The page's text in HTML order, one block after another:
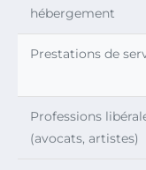
hébergement
Prestations de
Professions
(avocats, artistes)